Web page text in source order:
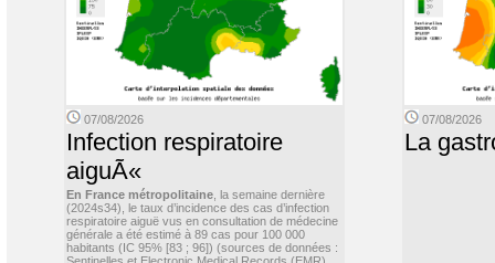
07/08/2026
Infection respiratoire
aiguÃ«
En France métropolitaine , la semaine dernière
(2024s34), le taux d’incidence des cas d’infection
respiratoire aiguë vus en consultation de médecine
générale a été estimé à 89 cas pour 100 000
habitants (IC 95% [83 ; 96]) (sources de données :
07/08/2026
La